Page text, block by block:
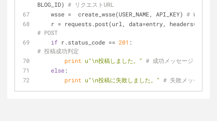
BLOG_ID) # リクエストURL
    wsse =  create_wsse(USER_NAME, API_KEY)
# WSSE認
    r = requests.post(url, data=entry, headers={
# POST
if r.status_code == 201
# 投稿成功判定
print u"\n投稿しました。" # 成功メッセージ
else:
print u"\n投稿に失敗しました。" # 失敗メッセージ